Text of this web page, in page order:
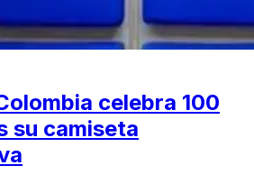
celebra 100
su camiseta